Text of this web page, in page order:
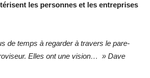
les personnes et les entreprises
de temps à regarder à travers le pare-
Elles ont une vision… » Dave